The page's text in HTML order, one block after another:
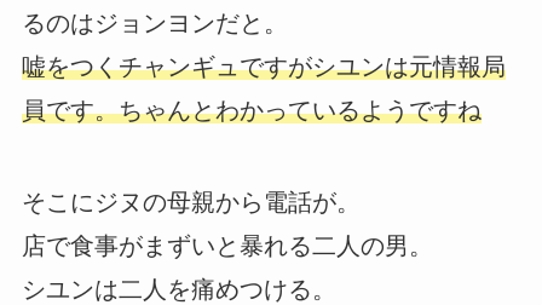
るのはジョンヨンだと。
嘘をつくチャンギュですがシユンは元情報局
員です。ちゃんとわかっているようですね
そこにジヌの母親から電話が。
店で食事がまずいと暴れる二人の男。
シユンは二人を痛めつける。